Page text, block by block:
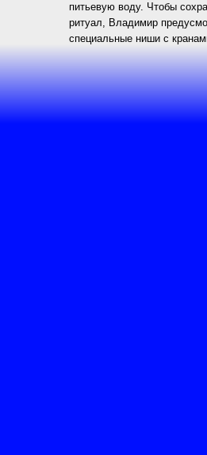
питьевую воду. Чтобы
ритуал, Владимир
специальные ниши с